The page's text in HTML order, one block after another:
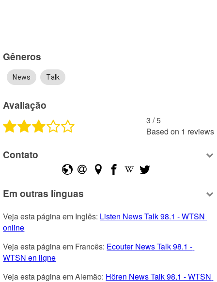
Gêneros
News Talk
Avaliação
3 /5
Based on 1 reviews
Contato
Em outras línguas
Veja esta página em Inglês: Listen News Talk 98.1 - WTSN
online
Veja esta página em Francês: Ecouter News Talk 98.1 -
WTSN en ligne
Veja esta página em Alemão: Hören News Talk 98.1 - WTSN